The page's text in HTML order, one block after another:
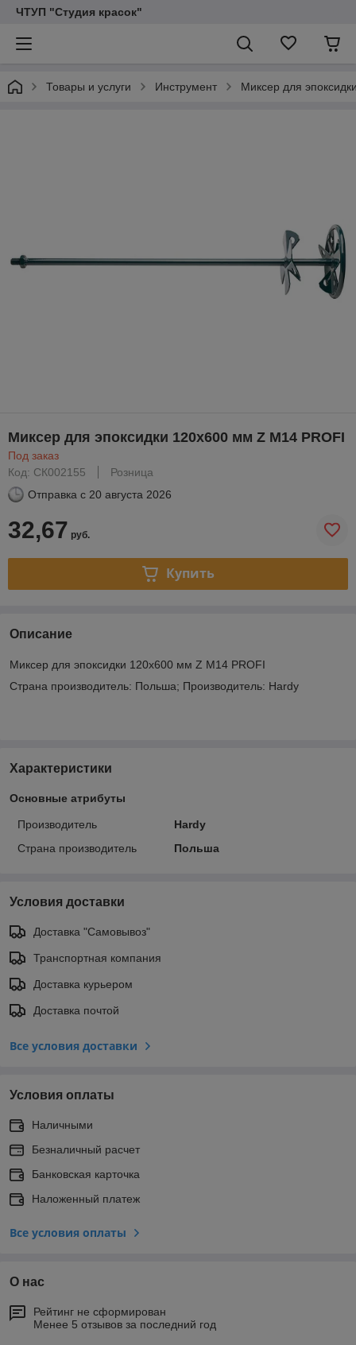
ЧТУП "Студия красок"
Товары и услуги Инструмент Миксер для
Миксер для эпоксидки 120х600 мм Z M14 PROFI
Под заказ
Код: СК002155
Розница
Отправка с 20 августа 2026
32,67 руб.
Купить
Описание
Миксер для эпоксидки 120х600 мм Z M14 PROFI
Страна производитель: Польша; Производитель: Hardy
Характеристики
Основные атрибуты
Производитель
Hardy
Страна производитель
Польша
Условия доставки
Доставка "Самовывоз"
Транспортная компания
Доставка курьером
Доставка почтой
Все условия доставки
Условия оплаты
Наличными
Безналичный расчет
Банковская карточка
Наложенный платеж
Все условия оплаты
О нас
Рейтинг не сформирован
Менее 5 отзывов за последний год